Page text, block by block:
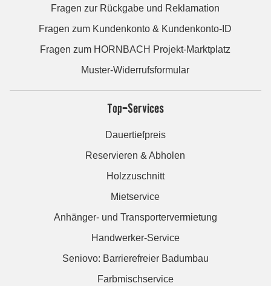
Fragen zur Rückgabe und Reklamation
Fragen zum Kundenkonto & Kundenkonto-ID
Fragen zum HORNBACH Projekt-Marktplatz
Muster-Widerrufsformular
Top-Services
Dauertiefpreis
Reservieren & Abholen
Holzzuschnitt
Mietservice
Anhänger- und Transportervermietung
Handwerker-Service
Seniovo: Barrierefreier Badumbau
Farbmischservice